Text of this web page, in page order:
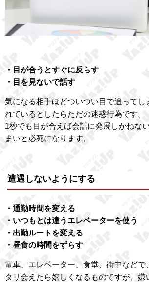
・目が合うとすぐに反らす
・目を見ないで話す
気になる相手ほどついつい目で追ってし
れているとしたらただの迷惑行為です。
1秒でも目が合えば会話に発展しかねな
まいと必死になります。
遭遇しないようにする
・通勤時間を変える
・いつもとは違うエレベーターを使う
・出勤ルートを変える
・昼食の時間をずらす
電車、エレベーター、食堂、街中などで
タリ会えたら嬉しくなるものですが、嫌